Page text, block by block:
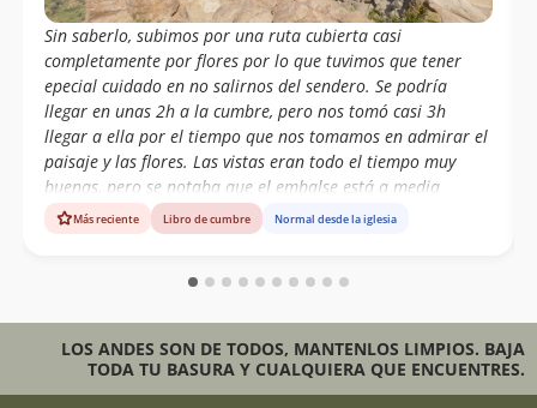
Sin saberlo, subimos por una ruta cubierta casi
completamente por flores por lo que tuvimos que tener
epecial cuidado en no salirnos del sendero. Se podría
llegar en unas 2h a la cumbre, pero nos tomó casi 3h
llegar a ella por el tiempo que nos tomamos en admirar el
paisaje y las flores. Las vistas eran todo el tiempo muy
buenas, pero se notaba que el embalse está a media
capacidad. Cerro muy recomendable para hacer por el día
si es que se anda por la zona.
Más reciente Libro de cumbre Normal desde la iglesia
LOS ANDES SON DE TODOS, MANTENLOS LIMPIOS. BAJA
TODA TU BASURA Y CUALQUIERA QUE ENCUENTRES.